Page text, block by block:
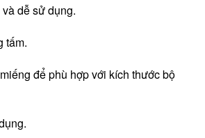
dễ sử dụng.
tấm.
để phù hợp với kích thước bộ